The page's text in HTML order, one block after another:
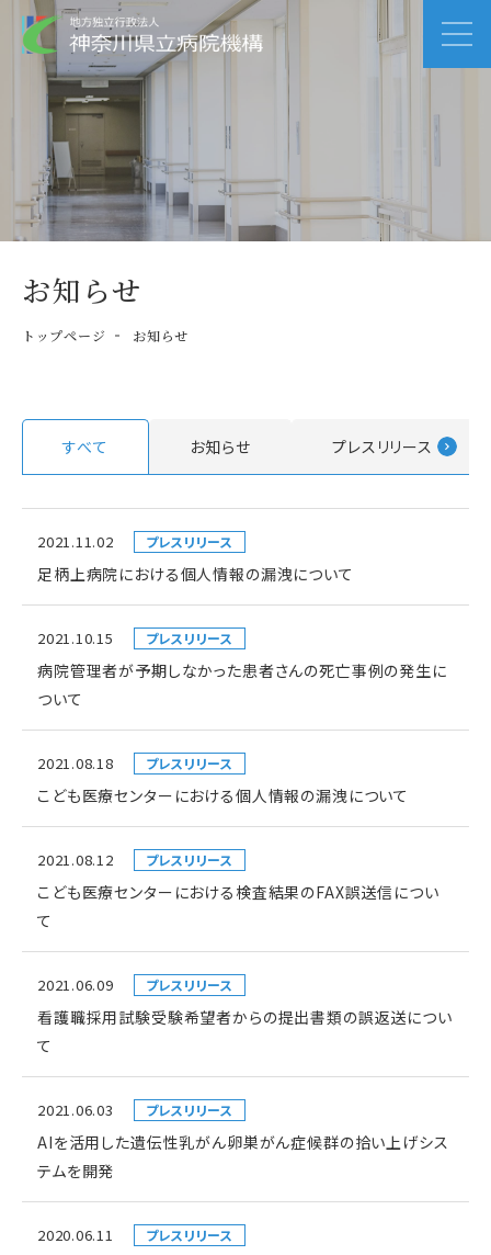
お知らせ
トップページ お知らせ
すべて お知らせ プレスリリース
2021.11.02 プレスリリース
足柄上病院における個人情報の漏洩について
2021.10.15 プレスリリース
病院管理者が予期しなかった患者さんの死亡事例の発生に
ついて
2021.08.18 プレスリリース
こども医療センターにおける個人情報の漏洩について
2021.08.12 プレスリリース
こども医療センターにおける検査結果のFAX誤送信につい
て
2021.06.09 プレスリリース
看護職採用試験受験希望者からの提出書類の誤返送につい
て
2021.06.03 プレスリリース
AIを活用した遺伝性乳がん卵巣がん症候群の拾い上げシス
テムを開発
2020.06.11 プレスリリース